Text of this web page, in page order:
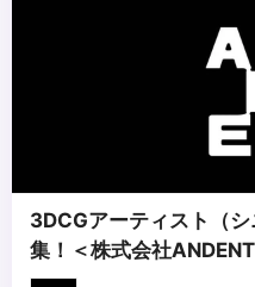
・「これだけは誰にも負けな
3DCGアーティスト（
集！＜株式会社